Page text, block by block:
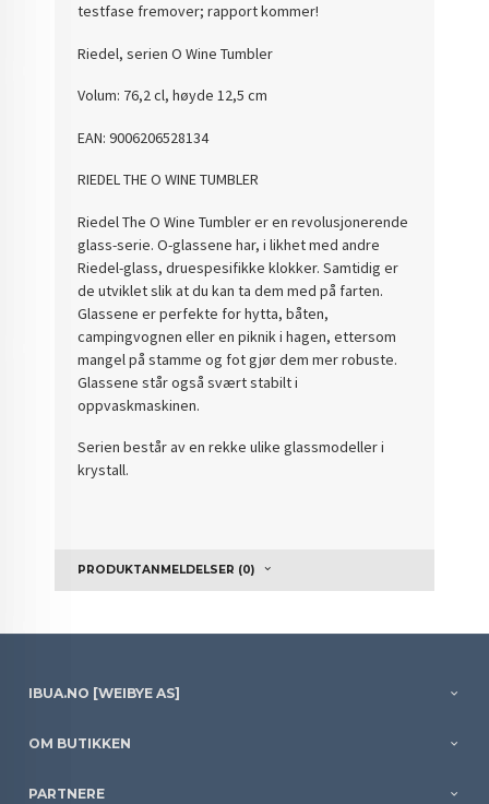
testfase fremover; rapport kommer!
Riedel, serien O Wine Tumbler
Volum: 76,2 cl, høyde 12,5 cm
EAN:9006206528134
RIEDEL THE O WINE TUMBLER
Riedel The O Wine Tumbler er en revolusjonerende
glass-serie. O-glassene har, i likhet med andre
Riedel-glass, druespesifikke klokker. Samtidig er
de utviklet slik at du kan ta dem med på farten.
Glassene er perfekte for hytta, båten,
campingvognen eller en piknik i hagen, ettersom
mangel på stamme og fot gjør dem mer robuste.
Glassene står også svært stabilt i
oppvaskmaskinen.
Serien består av en rekke ulike glassmodeller i
krystall.
PRODUKTANMELDELSER (0)
IBUA.NO [WEIBYE AS]
OM BUTIKKEN
PARTNERE